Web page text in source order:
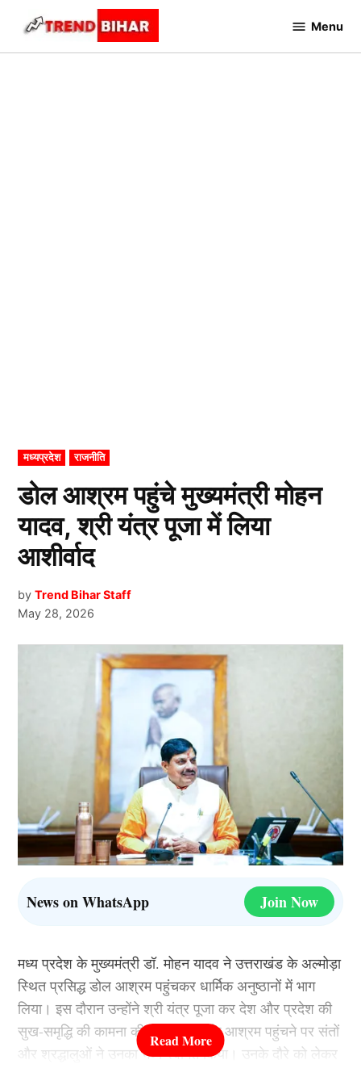
content
Bihar
Menu
POSTED
IN
मध्यप्रदेश राजनीति
डोल आश्रम पहुंचे मुख्यमंत्री मोहन
यादव, श्री यंत्र पूजा में लिया
आशीर्वाद
by Trend Bihar Staff
May 28, 2026
News on WhatsApp Join Now
मध्य प्रदेश के मुख्यमंत्री डॉ. मोहन यादव ने उत्तराखंड के अल्मोड़ा
स्थित प्रसिद्ध डोल आश्रम पहुंचकर धार्मिक अनुष्ठानों में भाग
लिया। इस दौरान उन्होंने श्री यंत्र पूजा कर देश और प्रदेश की
सुख-समृद्धि की कामना की। मुख्यमंत्री के आश्रम पहुंचने पर संतों
और श्रद्धालुओं ने उनका भव्य स्वागत किया। उनके दौरे को लेकर